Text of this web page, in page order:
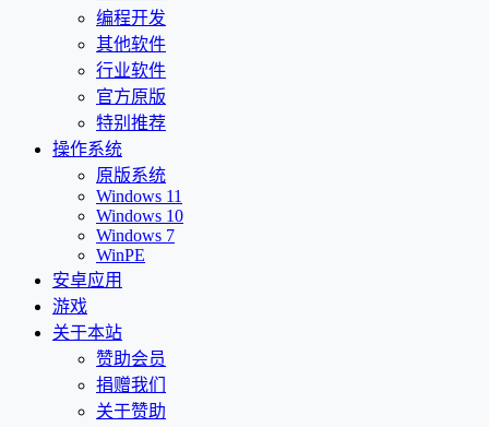
编程开发
其他软件
行业软件
官方原版
特别推荐
操作系统
原版系统
Windows 11
Windows 10
Windows 7
WinPE
安卓应用
游戏
关于本站
赞助会员
捐赠我们
关于赞助